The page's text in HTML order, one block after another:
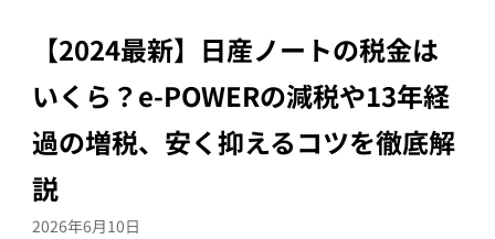
【2024最新】日産ノートの税金は
いくら？e-POWERの減税や13年経
過の増税、安く抑えるコツを徹底解
説
2026年6月10日